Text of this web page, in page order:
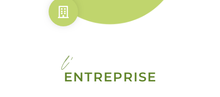
l'
ENTREPRISE